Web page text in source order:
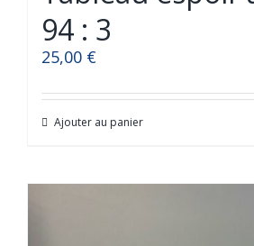
94 : 3
25,00 €
Ajouter au panier